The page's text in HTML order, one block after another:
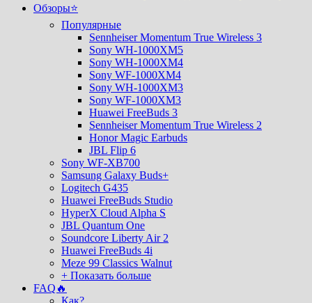
Обзоры⭐
Популярные
Sennheiser Momentum True Wireless 3
Sony WH-1000XM5
Sony WH-1000XM4
Sony WF-1000XM4
Sony WH-1000XM3
Sony WF-1000XM3
Huawei FreeBuds 3
Sennheiser Momentum True Wireless 2
Honor Magic Earbuds
JBL Flip 6
Sony WF-XB700
Samsung Galaxy Buds+
Logitech G435
Huawei FreeBuds Studio
HyperX Cloud Alpha S
JBL Quantum One
Soundcore Liberty Air 2
Huawei FreeBuds 4i
Meze 99 Classics Walnut
+ Показать больше
FAQ🔥
Как?